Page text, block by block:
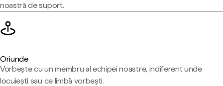
noastră de suport.
Oriunde
Vorbește cu un membru al echipei noastre, indiferent unde
locuiești sau ce limbă vorbești.